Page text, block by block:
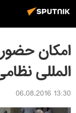
امکان
المللی
13:30 06.08.2016